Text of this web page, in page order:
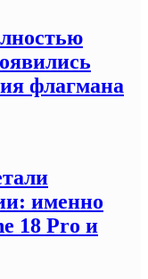
флагмана
именно
18 Pro и